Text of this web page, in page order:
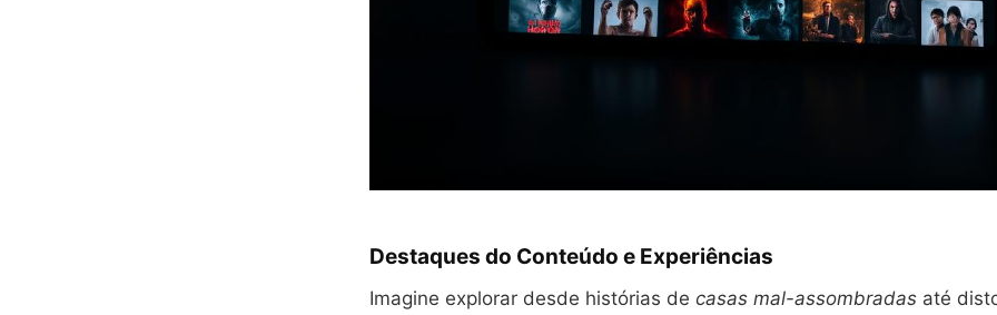
Destaques do Conteúdo e Experiências
Imagine explorar desde histórias de casas mal-assombradas até